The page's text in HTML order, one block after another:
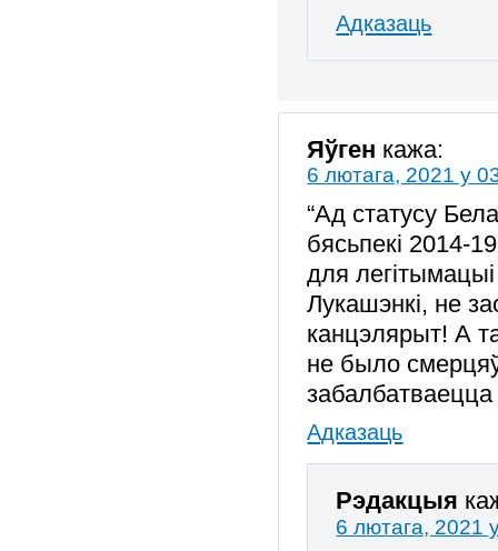
Адказаць
Яўген кажа:
6 лютага, 2021 у
“Ад статусу
бясьпекі 2014-
для
Лукашэнкі, не
канцэлярыт! А
не было
Адказаць
Рэдакцыя
6 лютага, 2021